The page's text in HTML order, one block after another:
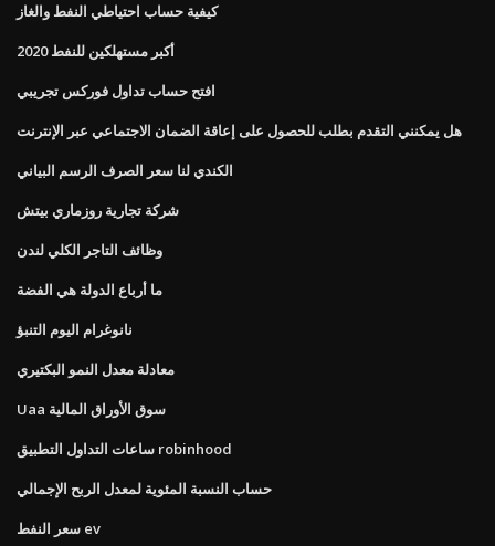
كيفية حساب احتياطي النفط والغاز
أكبر مستهلكين للنفط 2020
افتح حساب تداول فوركس تجريبي
هل يمكنني التقدم بطلب للحصول على إعاقة الضمان الاجتماعي عبر الإنترنت
الكندي لنا سعر الصرف الرسم البياني
شركة تجارية روزماري بيتش
وظائف التاجر الكلي لندن
ما أرباع الدولة هي الفضة
نانوغرام اليوم التنبؤ
معادلة معدل النمو البكتيري
Uaa سوق الأوراق المالية
ساعات التداول التطبيق robinhood
حساب النسبة المئوية لمعدل الربح الإجمالي
سعر النفط ev